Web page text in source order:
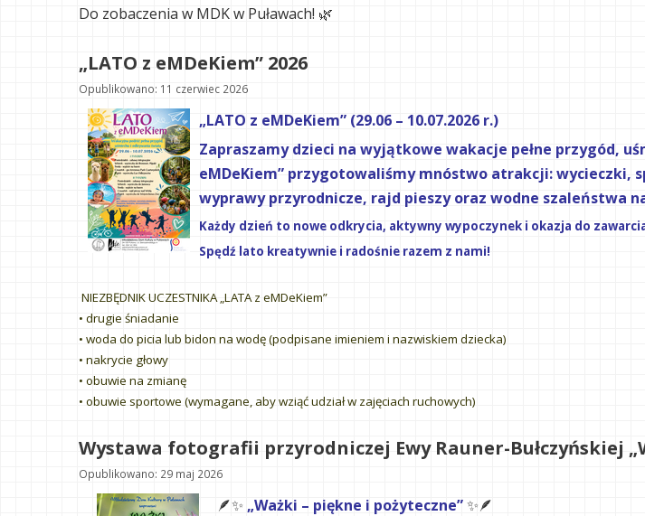
Do zobaczenia w MDK w Puławach! 🌿
„LATO z eMDeKiem” 2026
Opublikowano: 11 czerwiec 2026
„LATO z eMDeKiem” (29.06 – 10.07.2026 r.)
Zapraszamy dzieci na wyjątkowe wakacje pełne przygód,
eMDeKiem” przygotowaliśmy mnóstwo atrakcji:
wyprawy przyrodnicze, rajd pieszy oraz wodne szaleństwa
Każdy dzień to nowe odkrycia, aktywny wypoczynek i okazja do
Spędź lato kreatywnie i radośnie razem z nami!
NIEZBĘDNIK UCZESTNIKA „LATA z eMDeKiem”
• drugie śniadanie
• woda do picia lub bidon na wodę (podpisane imieniem i nazwiskiem dziecka)
• nakrycie głowy
• obuwie na zmianę
• obuwie sportowe (wymagane, aby wziąć udział w zajęciach ruchowych)
Wystawa fotografii przyrodniczej Ewy Rauner-Bułczyńskiej
Opublikowano: 29 maj 2026
🪶✨ „Ważki – piękne i pożyteczne”✨🪶